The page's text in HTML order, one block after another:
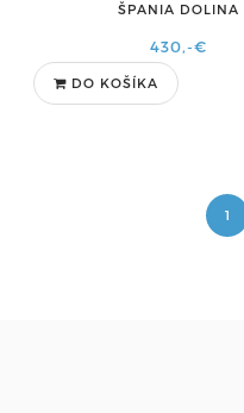
ŠPANIA DOLINA
430,-€
DO KOŠÍKA
1